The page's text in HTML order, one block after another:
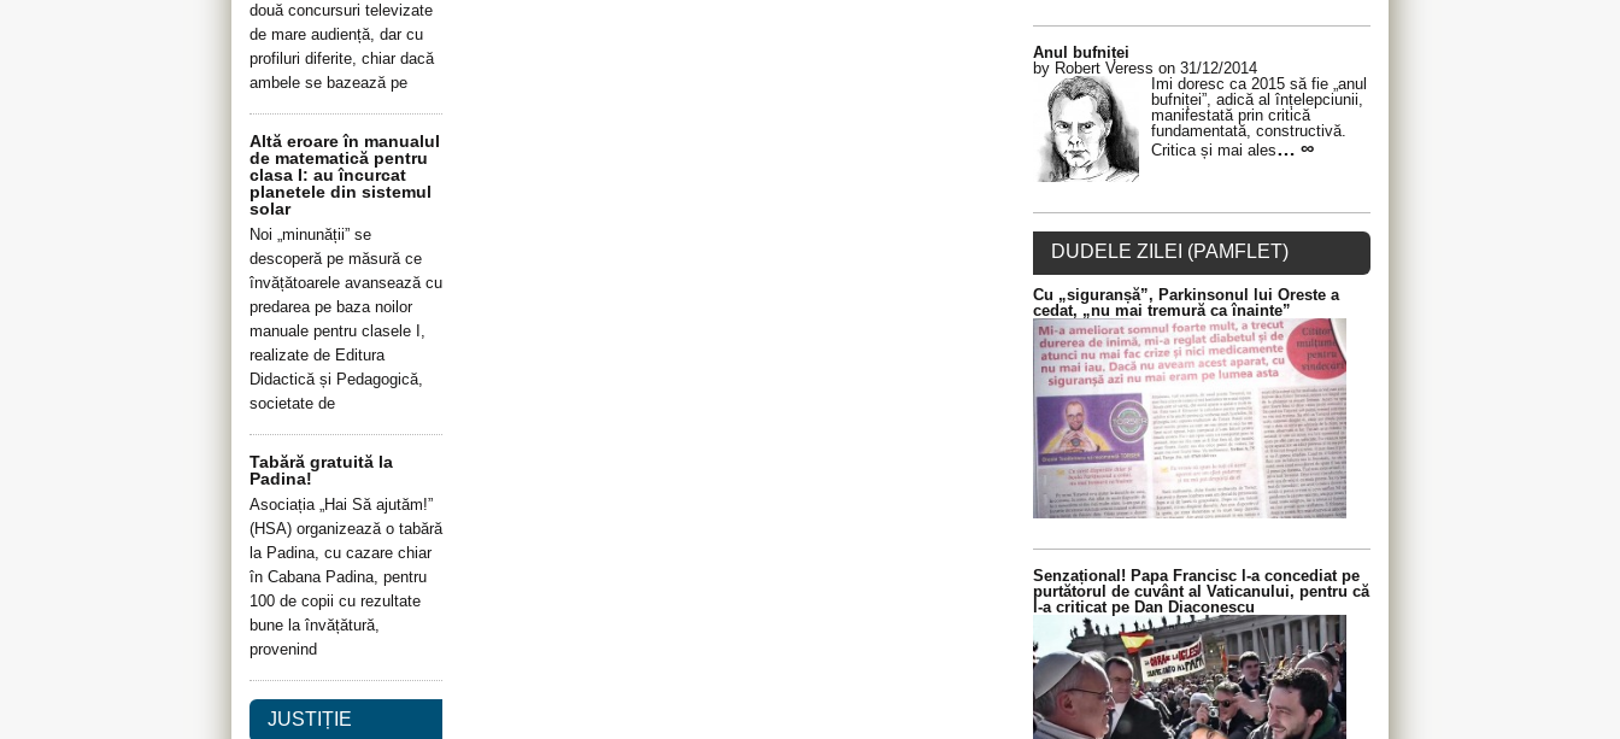
două concursuri televizate
de mare audiență, dar cu
profiluri diferite, chiar dacă
ambele se bazează pe
Altă eroare în manualul
de matematică pentru
clasa I: au încurcat
planetele din sistemul
solar
Noi „minunății” se
descoperă pe măsură ce
învățătoarele avansează cu
predarea pe baza noilor
manuale pentru clasele I,
realizate de Editura
Didactică și Pedagogică,
societate de
Tabără gratuită la
Padina!
Asociația „Hai Să ajutăm!”
(HSA) organizează o tabără
la Padina, cu cazare chiar
în Cabana Padina, pentru
100 de copii cu rezultate
bune la învățătură,
provenind
JUSTIȚIE
Anul bufniței
by Robert Veress on 31/12/2014
Îmi doresc ca 2015 să fie „anul
bufniței”, adică al înțelepciunii,
manifestată prin critică
fundamentată, constructivă.
Critica și mai ales… ∞
DUDELE ZILEI (PAMFLET)
Cu „siguranșă”, Parkinsonul lui Oreste a
cedat, „nu mai tremură ca înainte”
Senzațional! Papa Francisc l-a concediat pe
purtătorul de cuvânt al Vaticanului, pentru că
l-a criticat pe Dan Diaconescu